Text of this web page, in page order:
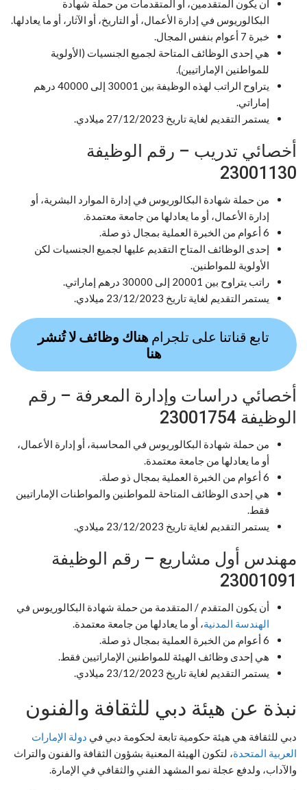
أن يكون المتقدمين، أو المتقدمات من حملة شهادة
البكالوريوس في إدارة الأعمال، أو التاريخ، أو الآثار، أو ما يعادلها.
خبرة 7 أعوام بنفس المجال.
هي إحدى الوظائف المتاحة لجميع الجنسيات (الأولوية
للمواطنين الإماراتيين).
يتراوح الراتب لهذه الوظيفة بين 30001 إلى 40000 درهم
إماراتي.
يستمر التقديم لغاية تاريخ 27/12/2023 ميلادي.
أخصائي تدريب – رقم الوظيفة
23001130
من حملة شهادة البكالوريوس في إدارة الموارد البشرية، أو
إدارة الأعمال، أو ما يعادلها من جامعة معتمدة.
6 أعوام من الخبرة العملية بمجال ذو صلة.
إحدى الوظائف المتاح التقديم عليها لجميع الجنسيات لكن
الأولوية للمواطنين.
راتب يتراوح بين 20001 إلى 30000 درهم إماراتي.
يستمر التقديم لغاية تاريخ 23/12/2023 ميلادي.
تابع قناتنا على تلجرام هناك وظائف لا تُنشر
هنا
أخصائي دراسات وإدارة المعرفة – رقم
الوظيفة 23001754
من حملة شهادة البكالوريوس في المحاسبة، أو إدارة الأعمال،
أو ما يعادلها من جامعة معتمدة.
6 أعوام من الخبرة العملية بمجال ذو صلة.
هي إحدى الوظائف المتاحة للمواطنين والمواطنات الإماراتيين
فقط.
يستمر التقديم لغاية تاريخ 23/12/2023 ميلادي.
مهندس أول مشاريع – رقم الوظيفة
23001091
أن يكون المتقدم / المتقدمة من حملة شهادة البكالوريوس في
الهندسة المدنية، أو ما يعادلها من جامعة معتمدة.
6 أعوام من الخبرة العملية بمجال ذو صلة.
هي إحدى وظائف الهيئة للمواطنين الإماراتيين فقط.
يستمر التقديم لغاية تاريخ 23/12/2023 ميلادي.
نبذة عن هيئة دبي للثقافة والفنون
دبي للثقافة هي هيئة حكومية تابعة لحكومة دبي في دولة الإمارات
العربية المتحدة، لتكون الهيئة المعنية بشؤون الثقافة والفنون والتراث
والآداب، ولدفع عجلة نمو المشهد الفني والثقافي في الإمارة.